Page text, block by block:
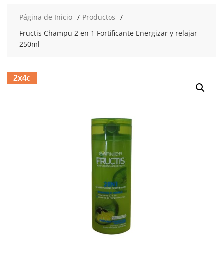
Página de Inicio
Productos
Fructis Champu 2 en 1 Fortificante Energizar y relajar
250ml
2x4€